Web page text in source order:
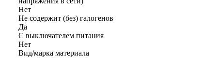
Нет
Не содержит (без) галогенов
Да
С выключателем питания
Нет
Вид/марка материала